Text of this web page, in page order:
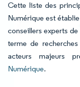
Cette liste des
Numérique est
conseillers experts
terme de
acteurs majeurs
Numérique.